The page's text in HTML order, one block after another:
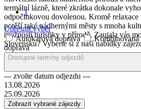
Slovensko nabízí nádhernou přírodu a
termální lázně, které zkrátka dokonale
odpočinkovou dovolenou. Kromě relaxace
potěší také nádhernými městy s mnoha
možností turistiky v přírodě. Zaujala vás
Slovensku? Vyberte si z naší nabídky
Zobrazit celý popis Skrýt celý popis
1
Upřesnit výběr
Autokarová doprava
Kombinovaná
doprava
--- zvolte datum odjezdu ---
13.08.2026
25.09.2026